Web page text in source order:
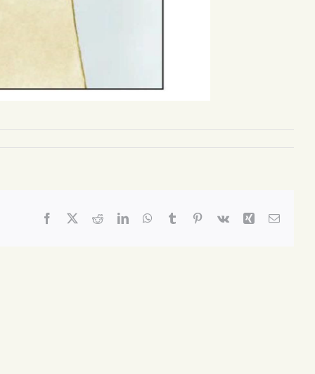
Facebook RedditLinkedInWhatsApp
Tumblr Pinterest
Vk Xing Email: